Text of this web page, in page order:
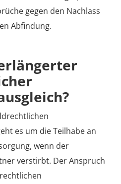
gegen den Nachlass
Abfindung.
es um die Teilhabe an
wenn der
verstirbt. Der Anspruch